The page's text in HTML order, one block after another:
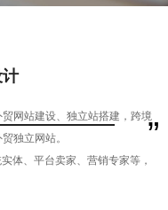
网站建设、独立站搭建，跨境
独立网站。
体、平台卖家、营销专家等，
”